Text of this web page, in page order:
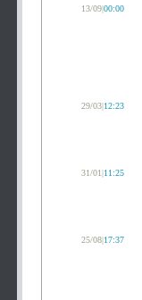
13/09|00:00
29/03|12:23
31/01|11:25
25/08|17:37